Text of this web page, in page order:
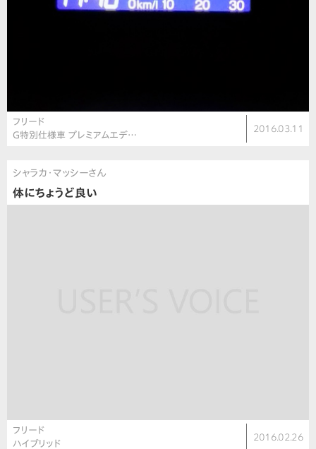
フリード
G特別仕様車 プレミアムエデ…
2016.03.11
シャラカ・マッシーさん
体にちょうど良い
フリード
ハイブリッド
2016.02.26